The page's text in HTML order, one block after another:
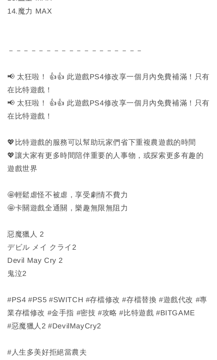
14.魔力 MAX
－－－－－－－－－－－－－－－－－－
📢 太狂啦！ 👍👍 此遊戲PS4修改享一個月內免費補滿！只有
在比特遊戲！
📢 太狂啦！ 👍👍 此遊戲PS4修改享一個月內免費補滿！只有
在比特遊戲！
💖比特遊戲的服務可以幫助玩家們省下重複農遊戲的時間
💖讓大家有更多時間陪伴重要的人事物，或探索更多有趣的
遊戲世界
🤩輕鬆虐怪不被虐，享受劇情不費力
🤩卡關遊戲全通關，樂趣無限無阻力
惡魔獵人 2
デビル メイ クライ2
Devil May Cry 2
鬼泣2
#PS4 #PS5 #SWITCH #存檔修改 #存檔替換 #遊戲代改 #專
業存檔修改 #金手指 #密技 #攻略 #比特遊戲 #BITGAME
#惡魔獵人2 #DevilMayCry2
#人生多美好拒絕當農夫